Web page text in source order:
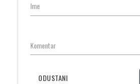
Ime
Komentar
ODUSTANI